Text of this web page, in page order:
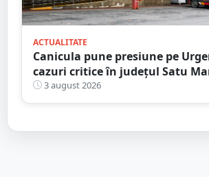
ACTUALITATE
Canicula pune presiune pe
cazuri critice în județul Satu
3 august 2026